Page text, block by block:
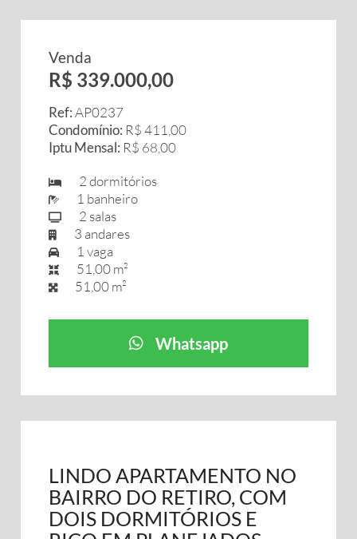
Venda
R$ 339.000,00
Ref:AP0237
Condomínio: R$ 411,00
Iptu Mensal: R$ 68,00
2 dormitórios
1 banheiro
2 salas
3 andares
1 vaga
51,00 m²
51,00 m²
Whatsapp
LINDO APARTAMENTO NO
BAIRRO DO RETIRO, COM
DOIS DORMITÓRIOS E